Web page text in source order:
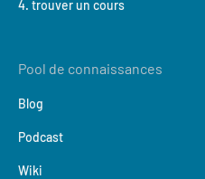
4. trouver un cours
Pool de connaissances
Blog
Podcast
Wiki